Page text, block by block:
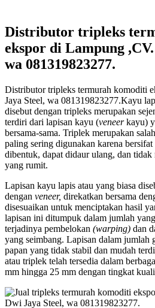
Distributor tripleks
ekspor di Lampung
wa 081319823277.
Distributor tripleks termurah komoditi
Jaya Steel, wa 081319823277.Kayu
disebut dengan tripleks merupakan
terdiri dari lapisan kayu (veneerkayu)
bersama-sama. Triplek merupakan
paling sering digunakan karena
dibentuk, dapat didaur ulang, dan
yang rumit.
Lapisan kayu lapis atau yang biasa
dengan veneer, direkatkan bersama
disesuaikan untuk menciptakan hasil
lapisan ini ditumpuk dalam jumlah
terjadinya pembelokan (warping) dan
yang seimbang. Lapisan dalam jumlah
papan yang tidak stabil dan mudah
atau triplek telah tersedia dalam
mm hingga 25 mm dengan tingkat